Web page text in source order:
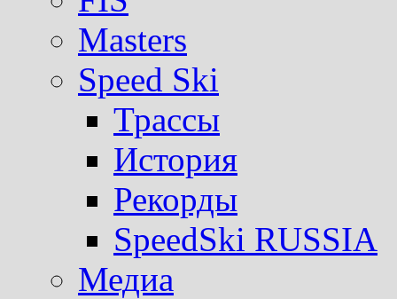
Masters
Speed Ski
Трассы
История
Рекорды
SpeedSki RUSSIA
Медиа